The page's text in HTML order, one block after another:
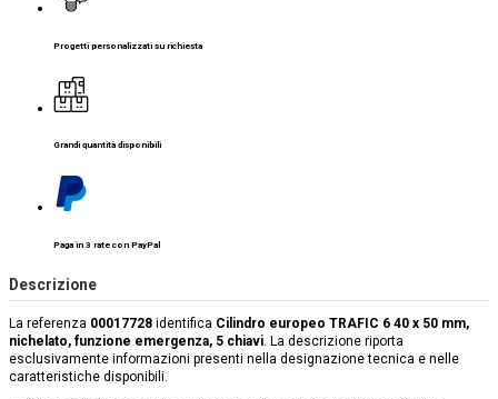
Progetti personalizzati su richiesta
Grandi quantità disponibili
Paga in 3 rate con PayPal
Descrizione
La referenza 00017728 identifica Cilindro europeo TRAFIC 6 40 x 50 mm,
nichelato, funzione emergenza, 5 chiavi. La descrizione riporta
esclusivamente informazioni presenti nella designazione tecnica e nelle
caratteristiche disponibili.